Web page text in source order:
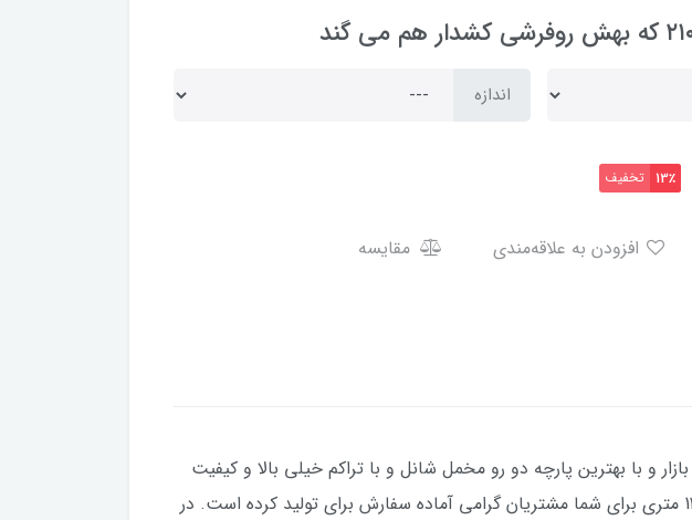
اندازه
13٪ تخفیف
مقایسه
و با بهترین پارچه دو رو مخمل شانل و با تراکم خیلی بالا و کیفیت
چاپ فوق العاده (کاملا مانند عکس ژورنالی) با طرح بسیار زیبا در سایزهای 4 و 6 و 9 و 12 متری برای شما مشتریان گرامی آماده سفارش برای تولید کرده است. در